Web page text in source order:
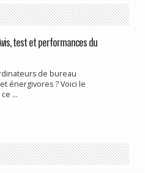
test et performances du
de bureau
énergivores ? Voici le
...